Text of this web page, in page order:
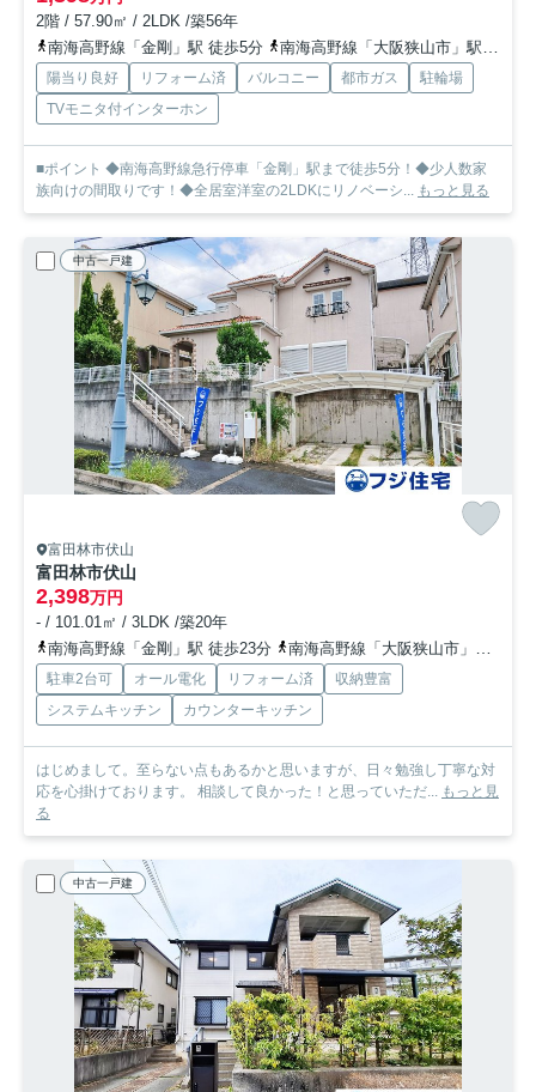
2階 / 57.90㎡ / 2LDK /築56年
南海高野線「金剛」駅 徒歩5分
南海高野線「大阪狭山市」駅 徒歩14分
陽当り良好 リフォーム済 バルコニー 都市ガス
駐輪場
TVモニタ付インターホン
■ポイント ◆南海高野線急行停車「金剛」駅まで徒歩5分！◆少人数家
族向けの間取りです！◆全居室洋室の2LDKにリノベーシ... もっと見る
中古一戸建
富田林市伏山
富田林市伏山
2,398万円
- / 101.01㎡ / 3LDK /築20年
南海高野線「金剛」駅 徒歩23分
南海高野線「大阪狭山市」駅 徒歩34分
駐車2台可 オール電化 リフォーム済
収納豊富
システムキッチン
カウンターキッチン
はじめまして。至らない点もあるかと思いますが、日々勉強し丁寧な対
応を心掛けております。 相談して良かった！と思っていただ... もっと見
る
中古一戸建